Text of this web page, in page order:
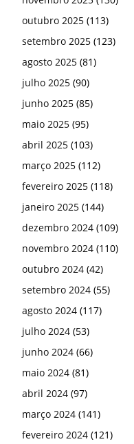
outubro 2025 (113)
setembro 2025 (123)
agosto 2025 (81)
julho 2025 (90)
junho 2025 (85)
maio 2025 (95)
abril 2025 (103)
março 2025 (112)
fevereiro 2025 (118)
janeiro 2025 (144)
dezembro 2024 (109)
novembro 2024 (110)
outubro 2024 (42)
setembro 2024 (55)
agosto 2024 (117)
julho 2024 (53)
junho 2024 (66)
maio 2024 (81)
abril 2024 (97)
março 2024 (141)
fevereiro 2024 (121)